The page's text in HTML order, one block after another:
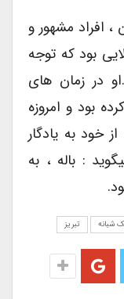
افراد مشهور و
بود که توجه
در زمان های
بود و امروزه
به یادگار
: باله ، به
تبریز